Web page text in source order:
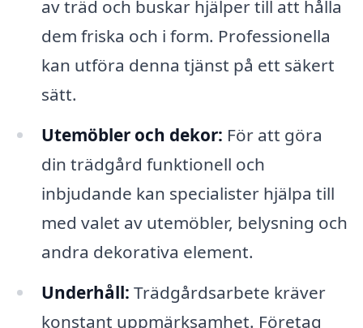
av träd och buskar hjälper till att hålla
dem friska och i form. Professionella
kan utföra denna tjänst på ett säkert
sätt.
Utemöbler och dekor: För att göra
din trädgård funktionell och
inbjudande kan specialister hjälpa till
med valet av utemöbler, belysning och
andra dekorativa element.
Underhåll: Trädgårdsarbete kräver
konstant uppmärksamhet. Företag